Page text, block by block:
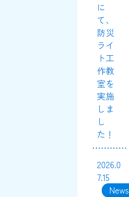
に
て、
防災
ライ
ト工
作教
室を
実施
しま
し
た！
2026.0
7.15
News